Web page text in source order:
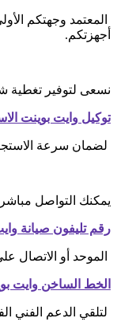
المعتمد وجهتكم
أجهزتكم.
نسعى لتوفير تغطية
توكيل وايت بوينت
لضمان سرعة
يمكنك التواصل
رقم تليفون صيانة
الموحد أو الاتصال
الخط الساخن وايت
لتلقي الدعم الفني